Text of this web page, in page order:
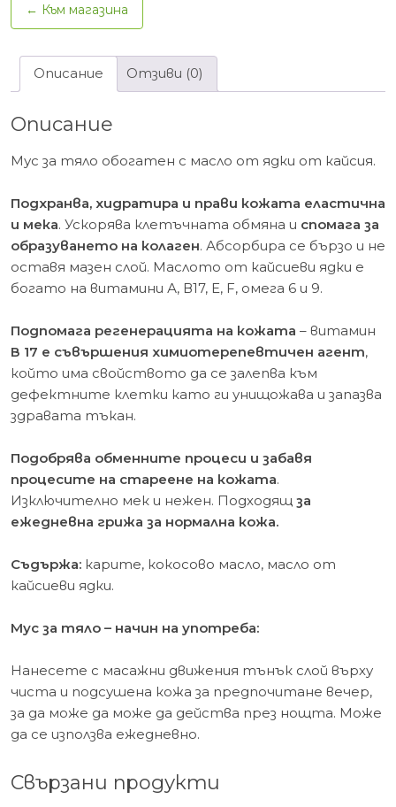
← Към магазина
Описание Отзиви (0)
Описание
Мус за тяло обогатен с масло от ядки от кайсия.
Подхранва, хидратира и прави кожата еластична
и мека. Ускорява клетъчната обмяна и спомага за
образуването на колаген. Абсорбира се бързо и не
оставя мазен слой. Маслото от кайсиеви ядки е
богато на витамини А, В17, Е, F, омега 6 и 9.
Подпомага регенерацията на кожата – витамин
В 17 е съвършения химиотерепевтичен агент,
който има свойството да се залепва към
дефектните клетки като ги унищожава и запазва
здравата тъкан.
Подобрява обменните процеси и забавя
процесите на стареене на кожата.
Изключително мек и нежен. Подходящ за
ежедневна грижа за нормална кожа.
Съдържа: карите, кокосово масло, масло от
кайсиеви ядки.
Мус за тяло – начин на употреба:
Нанесете с масажни движения тънък слой върху
чиста и подсушена кожа за предпочитане вечер,
за да може да може да действа през нощта. Може
да се използва ежедневно.
Свързани продукти